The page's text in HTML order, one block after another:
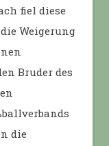
fiel diese
Weigerung
Bruder des
die